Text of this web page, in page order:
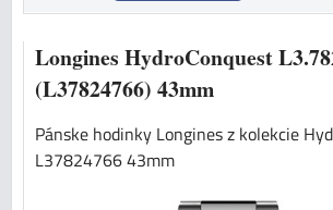
Longines HydroConquest
(L37824766) 43mm
Pánske hodinky Longines z kolekcie
L37824766 43mm